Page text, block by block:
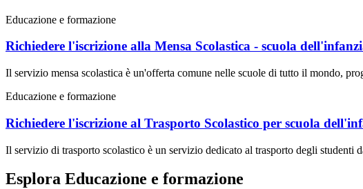
Educazione e formazione
Richiedere l'iscrizione alla Mensa Scolastica - scuola
Il servizio mensa scolastica è un'offerta comune nelle scuole di tutto il mondo,
Educazione e formazione
Richiedere l'iscrizione al Trasporto Scolastico per scuola
Il servizio di trasporto scolastico è un servizio dedicato al trasporto degli studenti
Esplora Educazione e formazione